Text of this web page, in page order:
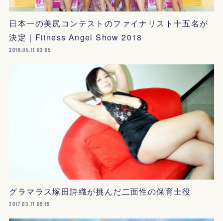
日本一の美尻コンテストのファイナリスト十五名が
決定｜Fitness Angel Show 2018
2018.05.11 03:05
グラマラス塚田詩織が挑んだ二面性の保育士役
2017.03.17 05:15